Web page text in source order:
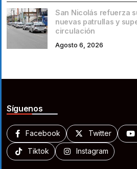
San Nicolás refuerza
nuevas patrullas y
circulación
Agosto 6, 2026
Síguenos
Facebook Twitter
Tiktok Instagram